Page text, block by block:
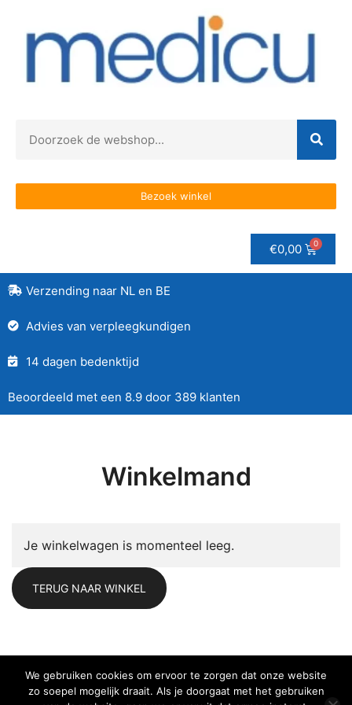
Bezoek winkel
€0,00
Verzending naar NL en BE
Advies van verpleegkundigen
14 dagen bedenktijd
Beoordeeld met een 8.9 door 389 klanten
Winkelmand
Je winkelwagen is momenteel leeg.
TERUG NAAR WINKEL
We gebruiken cookies om ervoor te zorgen dat onze website
zo soepel mogelijk draait. Als je doorgaat met het gebruiken